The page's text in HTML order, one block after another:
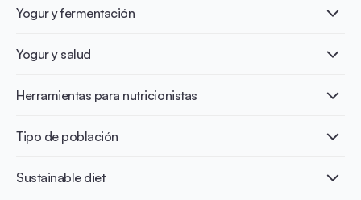
Yogur y fermentación
¿Qué es el yogur?
Nutri-dense food
Yogur y salud
Healthy Diets & Lifestyle
Salud intestinal y microbiota
Salud ósea
Control del peso
Herramientas para nutricionistas
Publicaciones
Infographics
Recetas
Tipo de población
Adultos
Sustainable diet